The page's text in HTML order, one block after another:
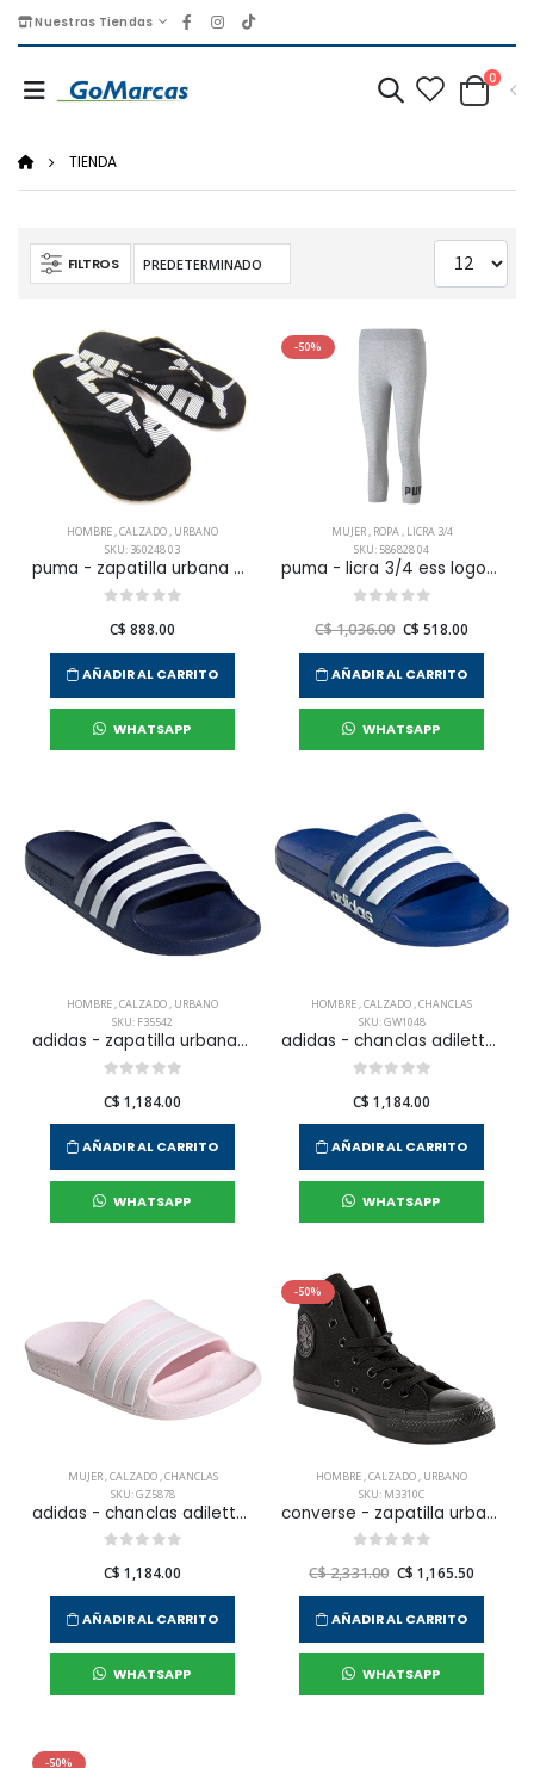
Nuestras Tiendas
0
TIENDA
FILTROS
HOMBRE,CALZADO, URBANO
SKU: 360248 03
puma - zapatilla urbana epic flip v2 para hombre
C$ 888.00
AÑADIR AL CARRITO
WHATSAPP
-50%
MUJER, ROPA, LICRA 3/4
SKU: 586828 04
puma - licra 3/4 ess logo para hombre mujer
C$ 1,036.00 C$ 518.00
AÑADIR AL CARRITO
WHATSAPP
HOMBRE,CALZADO, URBANO
SKU: F35542
adidas - zapatilla urbana adilette aqua para hombre
C$ 1,184.00
AÑADIR AL CARRITO
WHATSAPP
HOMBRE,CALZADO,CHANCLAS
SKU: GW1048
adidas - chanclas adilette shower para hombre
C$ 1,184.00
AÑADIR AL CARRITO
WHATSAPP
MUJER,CALZADO,CHANCLAS
SKU: GZ5878
adidas - chanclas adilette aqua para mujer
C$ 1,184.00
AÑADIR AL CARRITO
WHATSAPP
-50%
HOMBRE,CALZADO, URBANO
SKU: M3310C
converse - zapatilla urbana chuck taylor all star hi para hombre
C$ 2,331.00 C$ 1,165.50
AÑADIR AL CARRITO
WHATSAPP
-50%